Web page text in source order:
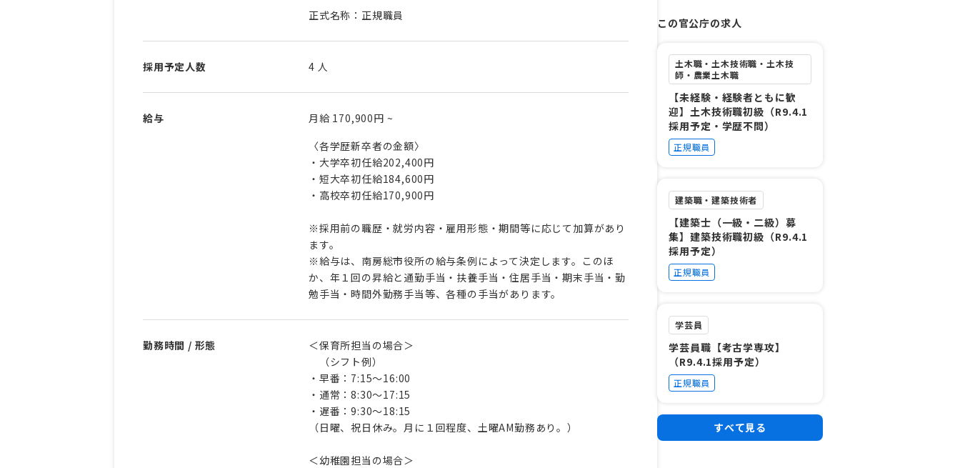
正式名称：正規職員
採用予定人数 4 人
給与 月給 170,900円 ~
〈各学歴新卒者の金額〉
・大学卒初任給202,400円
・短大卒初任給184,600円
・高校卒初任給170,900円
※採用前の職歴・就労内容・雇用形態・期間等に応じて加算があり
ます。
※給与は、南房総市役所の給与条例によって決定します。このほ
か、年１回の昇給と通勤手当・扶養手当・住居手当・期末手当・勤
勤務時間 / 形態
＜保育所担当の場合＞
（シフト例）
・早番：7:15～16:00
・通常：8:30～17:15
・遅番：9:30～18:15
（日曜、祝日休み。月に１回程度、土曜AM勤務あり。）
＜幼稚園担当の場合＞
この官公庁の求人
土木職・土木技術職・土木技
師・農業土木職
【未経験・経験者ともに歓
迎】土木技術職初級（R9.4.1
採用予定・学歴不問）
正規職員
建築職・建築技術者
【建築士（一級・二級）募
集】建築技術職初級（R9.4.1
採用予定）
正規職員
学芸員
学芸員職【考古学専攻】
（R9.4.1採用予定）
正規職員
すべて見る